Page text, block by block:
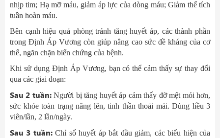
nhịp tim; Hạ mỡ máu, giảm áp lực của dòng máu; Giảm thể tích
tuần hoàn máu.
Bên cạnh hiệu quả phòng tránh tăng huyết áp, các thành phần
trong Định Áp Vương còn giúp nâng cao sức đề kháng của cơ
thể, ngăn chặn biến chứng của bệnh.
Khi sử dụng Định Áp Vương, bạn có thể cảm thấy sự thay đổi
qua các giai đoạn:
Sau 2 tuần:Người bị tăng huyết áp cảm thấy đỡ mệt mỏi hơn,
sức khỏe toàn trạng nâng lên, tinh thần thoải mái. Dùng liều 3
viên/lần, 2 lần/ngày.
Sau 3 tuần:Chỉ số huyết áp bắt đầu giảm, các biểu hiện của